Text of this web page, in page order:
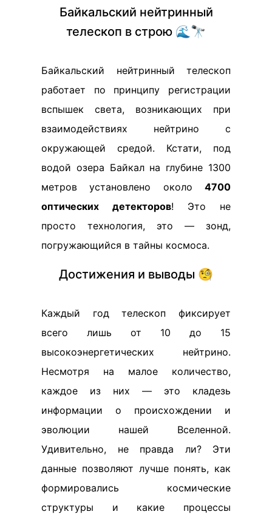
Байкальский нейтринный
телескоп в строю 🌊🔭
Байкальский нейтринный телескоп
работает по принципу регистрации
вспышек света, возникающих при
взаимодействиях нейтрино с
окружающей средой. Кстати, под
водой озера Байкал на глубине 1300
метров установлено около 4700
оптических детекторов! Это не
просто технология, это — зонд,
погружающийся в тайны космоса.
Достижения и выводы 🧐
Каждый год телескоп фиксирует
всего лишь от 10 до 15
высокоэнергетических нейтрино.
Несмотря на малое количество,
каждое из них — это кладезь
информации о происхождении и
эволюции нашей Вселенной.
Удивительно, не правда ли? Эти
данные позволяют лучше понять, как
формировались космические
структуры и какие процессы